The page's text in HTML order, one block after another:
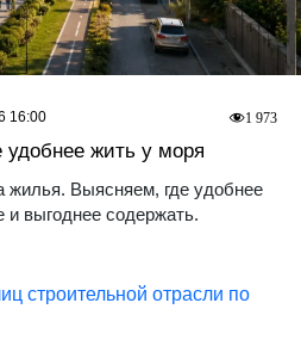
удобнее жить у моря
Выясняем, где удобнее
и выгоднее содержать.
1 973
16:00